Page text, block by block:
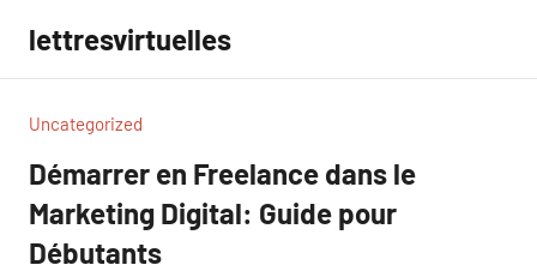
contenu
lettresvirtuelles
Uncategorized
Démarrer en Freelance dans le
Marketing Digital: Guide pour
Débutants